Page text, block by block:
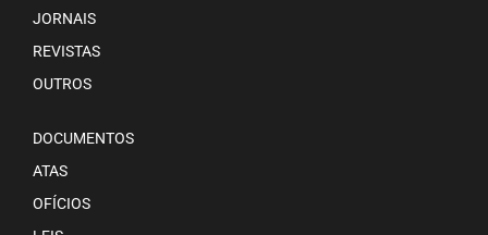
JORNAIS
REVISTAS
OUTROS
DOCUMENTOS
ATAS
OFÍCIOS